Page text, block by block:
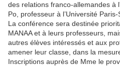
des relations franco-allemandes à
Po, professeur à l’Université Paris-
La conférence sera destinée
MANAA et à leurs professeurs,
autres élèves intéressés et aux
amener leur classe, dans la
Inscriptions auprès de Mme le